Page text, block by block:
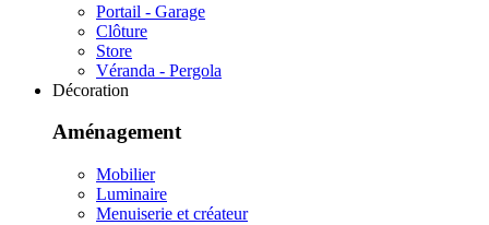
Portail - Garage
Clôture
Store
Véranda - Pergola
Décoration
Aménagement
Mobilier
Luminaire
Menuiserie et créateur